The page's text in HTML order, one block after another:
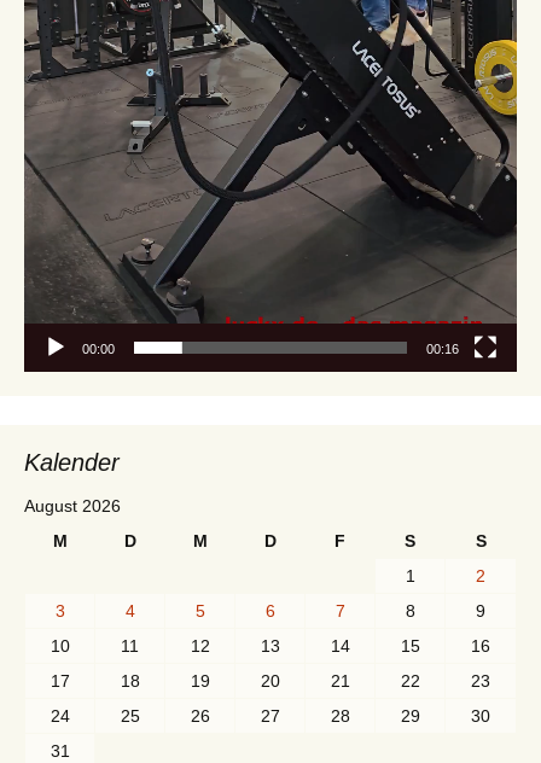
00:00 00:16
Kalender
August 2026
M
D M D F S
S
1
2
3
4 5 6 7 8
9
10
11 12 13 14 15
16
17
18 19 20 21 22
23
24
25 26 27 28 29
30
31